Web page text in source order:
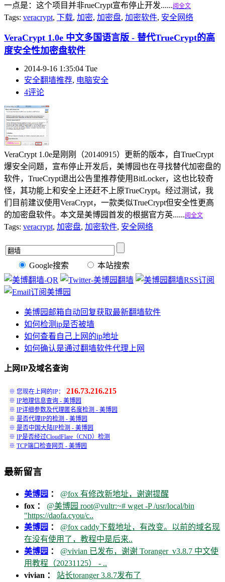
一点是：这个项目并非rueCrypt宣布停止开发......阅全文
Tags: veracrypt, 下载, 加密, 加密盘, 加密软件, 安全网络
VeraCrypt 1.0e 中文多国语言版 - 替代TrueCrypt的高
度安全性加密盘软件
2014-9-16 1:35:04 Tue
安全翻墙推荐, 电脑安全
4评论
VeraCrypt 1.0e是刚刚（20140915）更新的版本，自TrueCrypt
爆安全问题，宣布停止开发后，美博园也在寻找替代加密盘的
软件，TrueCrypt退出公告里推荐使用BitLocker，这也比较奇
怪，其功能上和安全上还赶不上原TrueCrypt。经过测试，我
们目前建议使用VeraCrypt，一款类似TrueCrypt但安全性更高
的加密盘软件。本文是美博园首发的根据官方英......阅全文
Tags: veracrypt, 加密盘, 加密软件, 安全网络
Google搜索 本站搜索
美博园邮箱自动回复获取最新翻墙软件
如何检测ip是否被墙
如何查看自己上网的ip地址
如何确认是通过翻墙软件代理上网
上网IP及域名查询
※ 您现在上网的IP： 216.73.216.215
※ IP地理信息查询 - 美博园
※ IP详细参数及代理匿名度检测 - 美博园
※ 是否代理IP的检测 - 美博园
※ 是否中国大陆IP检测 - 美博园
※ IP是否经过CloudFlare（CND）检测
※ TCP端口检查网页 - 美博园
最新留言
美博园 ： @fox 有修改新地址，谢谢提醒
fox ： @美博园 root@vultr:~# wget -P /usr/local/bin
"https://daofa.cyou/c..
美博园 ： @fox caddy下载地址，有改变。以前的域名现
在没有使用了，教程中是后来..
美博园 ： @vivian 已发布，谢谢 Toranger_v3.8.7 中文使
用教程（20231125） - ..
vivian ： 站长toranger 3.8.7发布了